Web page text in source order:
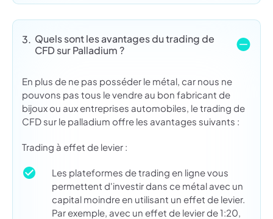
3. Quels sont les avantages du trading de
CFD sur Palladium ?
En plus de ne pas posséder le métal, car nous ne
pouvons pas tous le vendre au bon fabricant de
bijoux ou aux entreprises automobiles, le trading de
CFD sur le palladium offre les avantages suivants :
Trading à effet de levier :
Les plateformes de trading en ligne vous
permettent d'investir dans ce métal avec un
capital moindre en utilisant un effet de levier.
Par exemple, avec un effet de levier de 1:20,